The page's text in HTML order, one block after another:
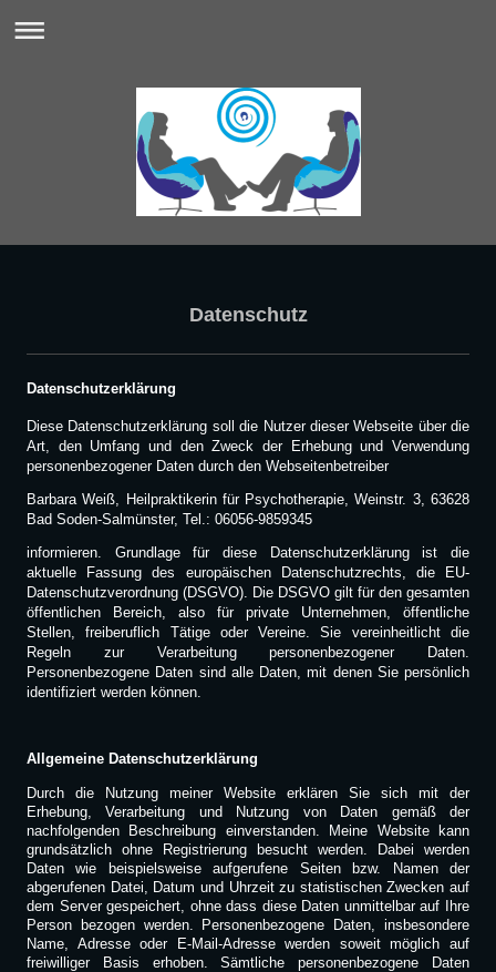
Datenschutz
Datenschutzerklärung
Diese Datenschutzerklärung soll die Nutzer dieser Webseite über die
Art, den Umfang und den Zweck der Erhebung und Verwendung
personenbezogener Daten durch den Webseitenbetreiber
Barbara Weiß, Heilpraktikerin für Psychotherapie, Weinstr. 3, 63628
Bad Soden-Salmünster, Tel.: 06056-9859345
informieren. Grundlage für diese Datenschutzerklärung ist die
aktuelle Fassung des europäischen Datenschutzrechts, die EU-
Datenschutzverordnung (DSGVO). Die DSGVO gilt für den gesamten
öffentlichen Bereich, also für private Unternehmen, öffentliche
Stellen, freiberuflich Tätige oder Vereine. Sie vereinheitlicht die
Regeln zur Verarbeitung personenbezogener Daten.
Personenbezogene Daten sind alle Daten, mit denen Sie persönlich
identifiziert werden können.
Allgemeine Datenschutzerklärung
Durch die Nutzung meiner Website erklären Sie sich mit der
Erhebung, Verarbeitung und Nutzung von Daten gemäß der
nachfolgenden Beschreibung einverstanden. Meine Website kann
grundsätzlich ohne Registrierung besucht werden. Dabei werden
Daten wie beispielsweise aufgerufene Seiten bzw. Namen der
abgerufenen Datei, Datum und Uhrzeit zu statistischen Zwecken auf
dem Server gespeichert, ohne dass diese Daten unmittelbar auf Ihre
Person bezogen werden. Personenbezogene Daten, insbesondere
Name, Adresse oder E-Mail-Adresse werden soweit möglich auf
freiwilliger Basis erhoben. Sämtliche personenbezogene Daten